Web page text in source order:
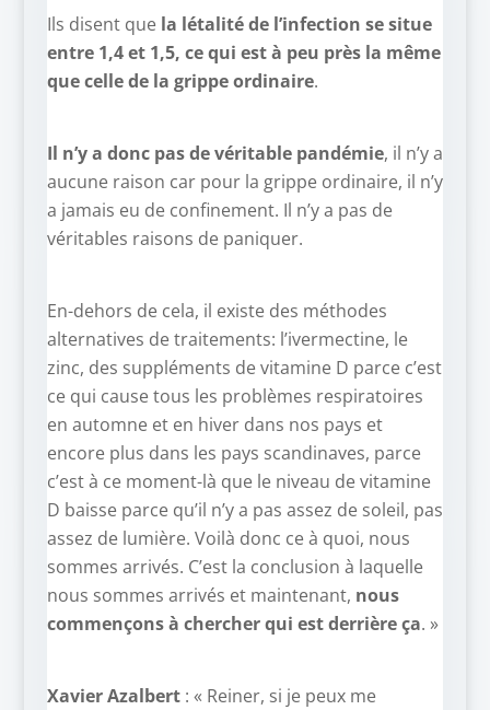
Ils disent que la létalité de l’infection se situe
entre 1,4 et 1,5, ce qui est à peu près la même
que celle de la grippe ordinaire.
Il n’y a donc pas de véritable pandémie, il n’y a
aucune raison car pour la grippe ordinaire, il n’y
a jamais eu de confinement. Il n’y a pas de
véritables raisons de paniquer.
En-dehors de cela, il existe des méthodes
alternatives de traitements: l’ivermectine, le
zinc, des suppléments de vitamine D parce c’est
ce qui cause tous les problèmes respiratoires
en automne et en hiver dans nos pays et
encore plus dans les pays scandinaves, parce
c’est à ce moment-là que le niveau de vitamine
D baisse parce qu’il n’y a pas assez de soleil, pas
assez de lumière. Voilà donc ce à quoi, nous
sommes arrivés. C’est la conclusion à laquelle
nous sommes arrivés et maintenant, nous
commençons à chercher qui est derrière ça. »
Xavier Azalbert: « Reiner, si je peux me